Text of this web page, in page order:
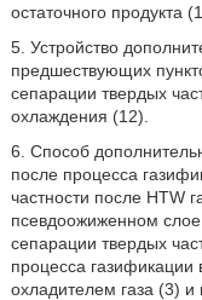
остаточного продукта
5. Устройство
предшествующих
сепарации твердых
охлаждения (12).
6. Способ
после процесса
частности после HTW
псевдоожиженном
сепарации твердых
процесса
охладителем газа (3)